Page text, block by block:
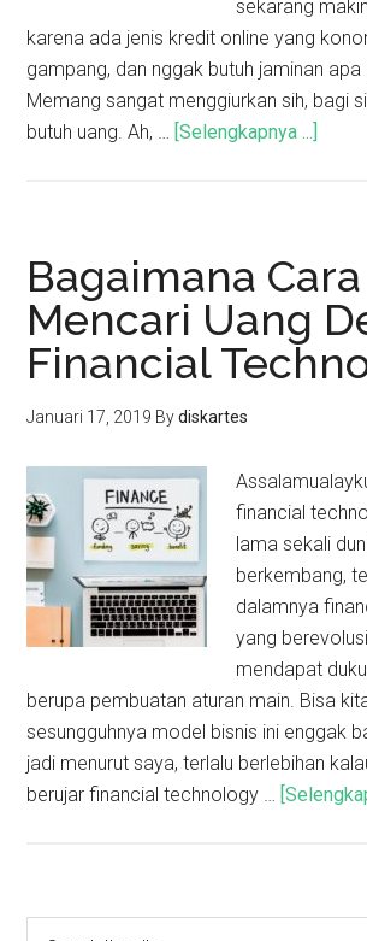
sekarang
karena ada jenis kredit online yang
gampang, dan nggak butuh jaminan apa
Memang sangat menggiurkan sih, bagi
butuh uang. Ah, … [Selengkapnya ...]
Bagaimana Cara
Mencari Uang
Financial
Januari 17, 2019 Bydiskartes
financial
lama sekali
berkembang,
dalamnya
yang
mendapat
berupa pembuatan aturan main. Bisa
sesungguhnya model bisnis ini enggak
jadi menurut saya, terlalu berlebihan
berujar financial technology …